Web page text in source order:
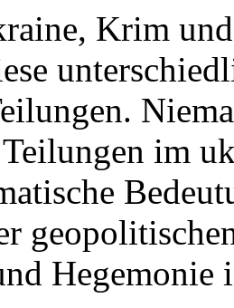
Krim
Teilungen im
Hegemonie